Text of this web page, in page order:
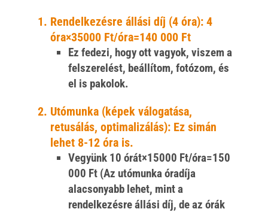
Rendelkezésre állási díj (4 óra):4
óra×35000 Ft/óra=140 000 Ft
Ez fedezi, hogy ott vagyok, viszem a
felszerelést, beállítom, fotózom, és
el is pakolok.
Utómunka (képek válogatása,
retusálás, optimalizálás):Ez simán
lehet 8-12 óra is.
Vegyünk 10 órát×15000 Ft/óra=150
000 Ft (Az utómunka óradíja
alacsonyabb lehet, mint a
rendelkezésre állási díj, de az órák